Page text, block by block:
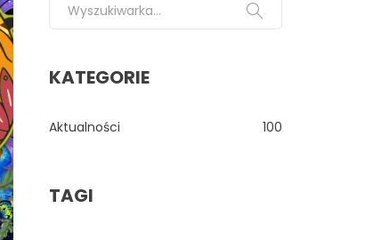
KATEGORIE
Aktualności 100
TAGI